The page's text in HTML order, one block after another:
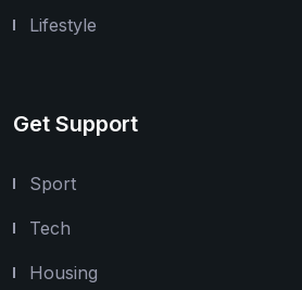
Lifestyle
Get Support
Sport
Tech
Housing